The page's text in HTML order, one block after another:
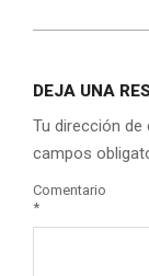
DEJA UNA
Tu dirección
campos
Comentario
*